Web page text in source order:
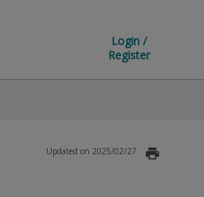
Login /
Register
Updated on 2025/02/27